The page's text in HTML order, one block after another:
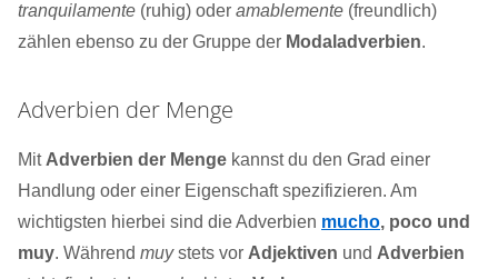
tranquilamente (ruhig) oder amablemente (freundlich)
zählen ebenso zu der Gruppe der Modaladverbien.
Adverbien der Menge
Mit Adverbien der Menge kannst du den Grad einer
Handlung oder einer Eigenschaft spezifizieren. Am
wichtigsten hierbei sind die Adverbien mucho, poco und
muy. Während muystets vor Adjektiven und Adverbien